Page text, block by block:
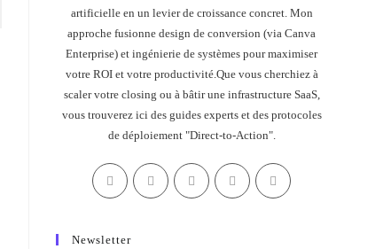
artificielle en un levier de croissance concret. Mon
approche fusionne design de conversion (via Canva
Enterprise) et ingénierie de systèmes pour maximiser
votre ROI et votre productivité.Que vous cherchiez à
scaler votre closing ou à bâtir une infrastructure SaaS,
vous trouverez ici des guides experts et des protocoles
de déploiement "Direct-to-Action".
Newsletter